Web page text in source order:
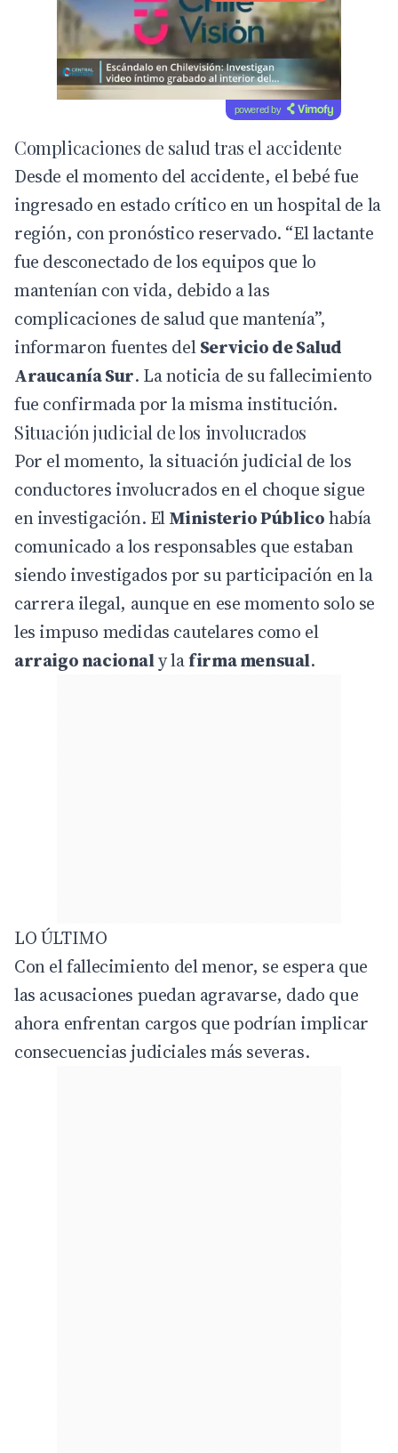
powered by
Complicaciones de salud tras el accidente
Desde el momento del accidente, el bebé fue
ingresado en estado crítico en un hospital de la
región, con pronóstico reservado. “El lactante
fue desconectado de los equipos que lo
mantenían con vida, debido a las
complicaciones de salud que mantenía”,
informaron fuentes delServicio de Salud
Araucanía Sur. La noticia de su fallecimiento
fue confirmada por la misma institución.
Situación judicial de los involucrados
Por el momento, la situación judicial de los
conductores involucrados en el choque sigue
en investigación. ElMinisterio Públicohabía
comunicado a los responsables que estaban
siendo investigados por su participación en la
carrera ilegal, aunque en ese momento solo se
les impuso medidas cautelares como el
arraigo nacionaly lafirma mensual.
LO ÚLTIMO
Con el fallecimiento del menor, se espera que
las acusaciones puedan agravarse, dado que
ahora enfrentan cargos que podrían implicar
consecuencias judiciales más severas.